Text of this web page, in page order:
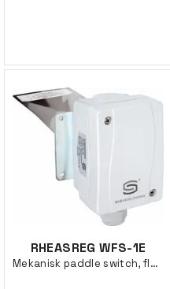
RHEASREG WFS-1E
Mekanisk paddle switch, flow sensor.